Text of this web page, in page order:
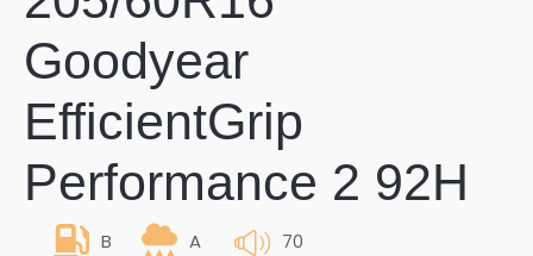
Goodyear
EfficientGrip
Performance 2 92H
B A 70